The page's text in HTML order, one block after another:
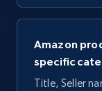
Amazon
specific
Title, Seller